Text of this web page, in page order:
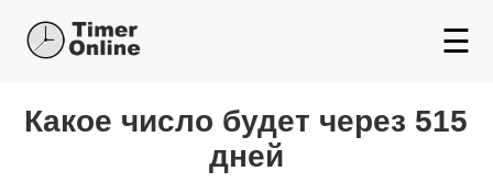
☰
Какой день будет через
Какое число будет через 515
дней